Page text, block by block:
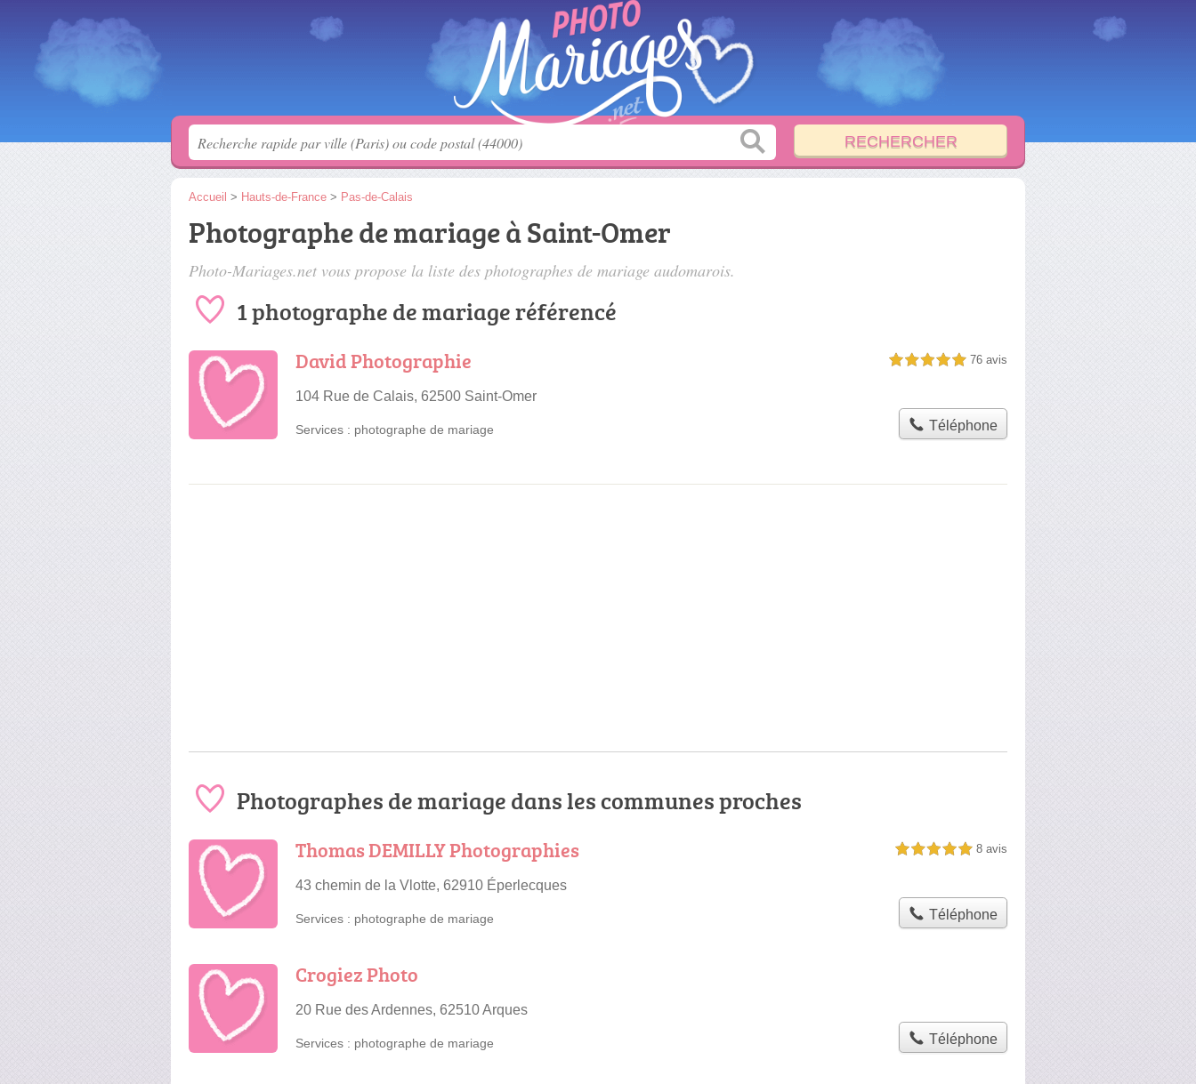
Accueil > Hauts-de-France > Pas-de-Calais
Photographe de mariage à Saint-Omer
Photo-Mariages.net vous propose la liste des photographes de mariage audomarois.
1 photographe de mariage référencé
David Photographie
104 Rue de Calais, 62500 Saint-Omer
5,0 étoiles sur 5 76 avis
Services : photographe de mariage Téléphone
Photographes de mariage dans les communes proches
Thomas DEMILLY Photographies
43 chemin de la Vlotte, 62910 Éperlecques
5,0 étoiles sur 5 8 avis
Services : photographe de mariage Téléphone
Crogiez Photo
20 Rue des Ardennes, 62510 Arques
Services : photographe de mariage Téléphone